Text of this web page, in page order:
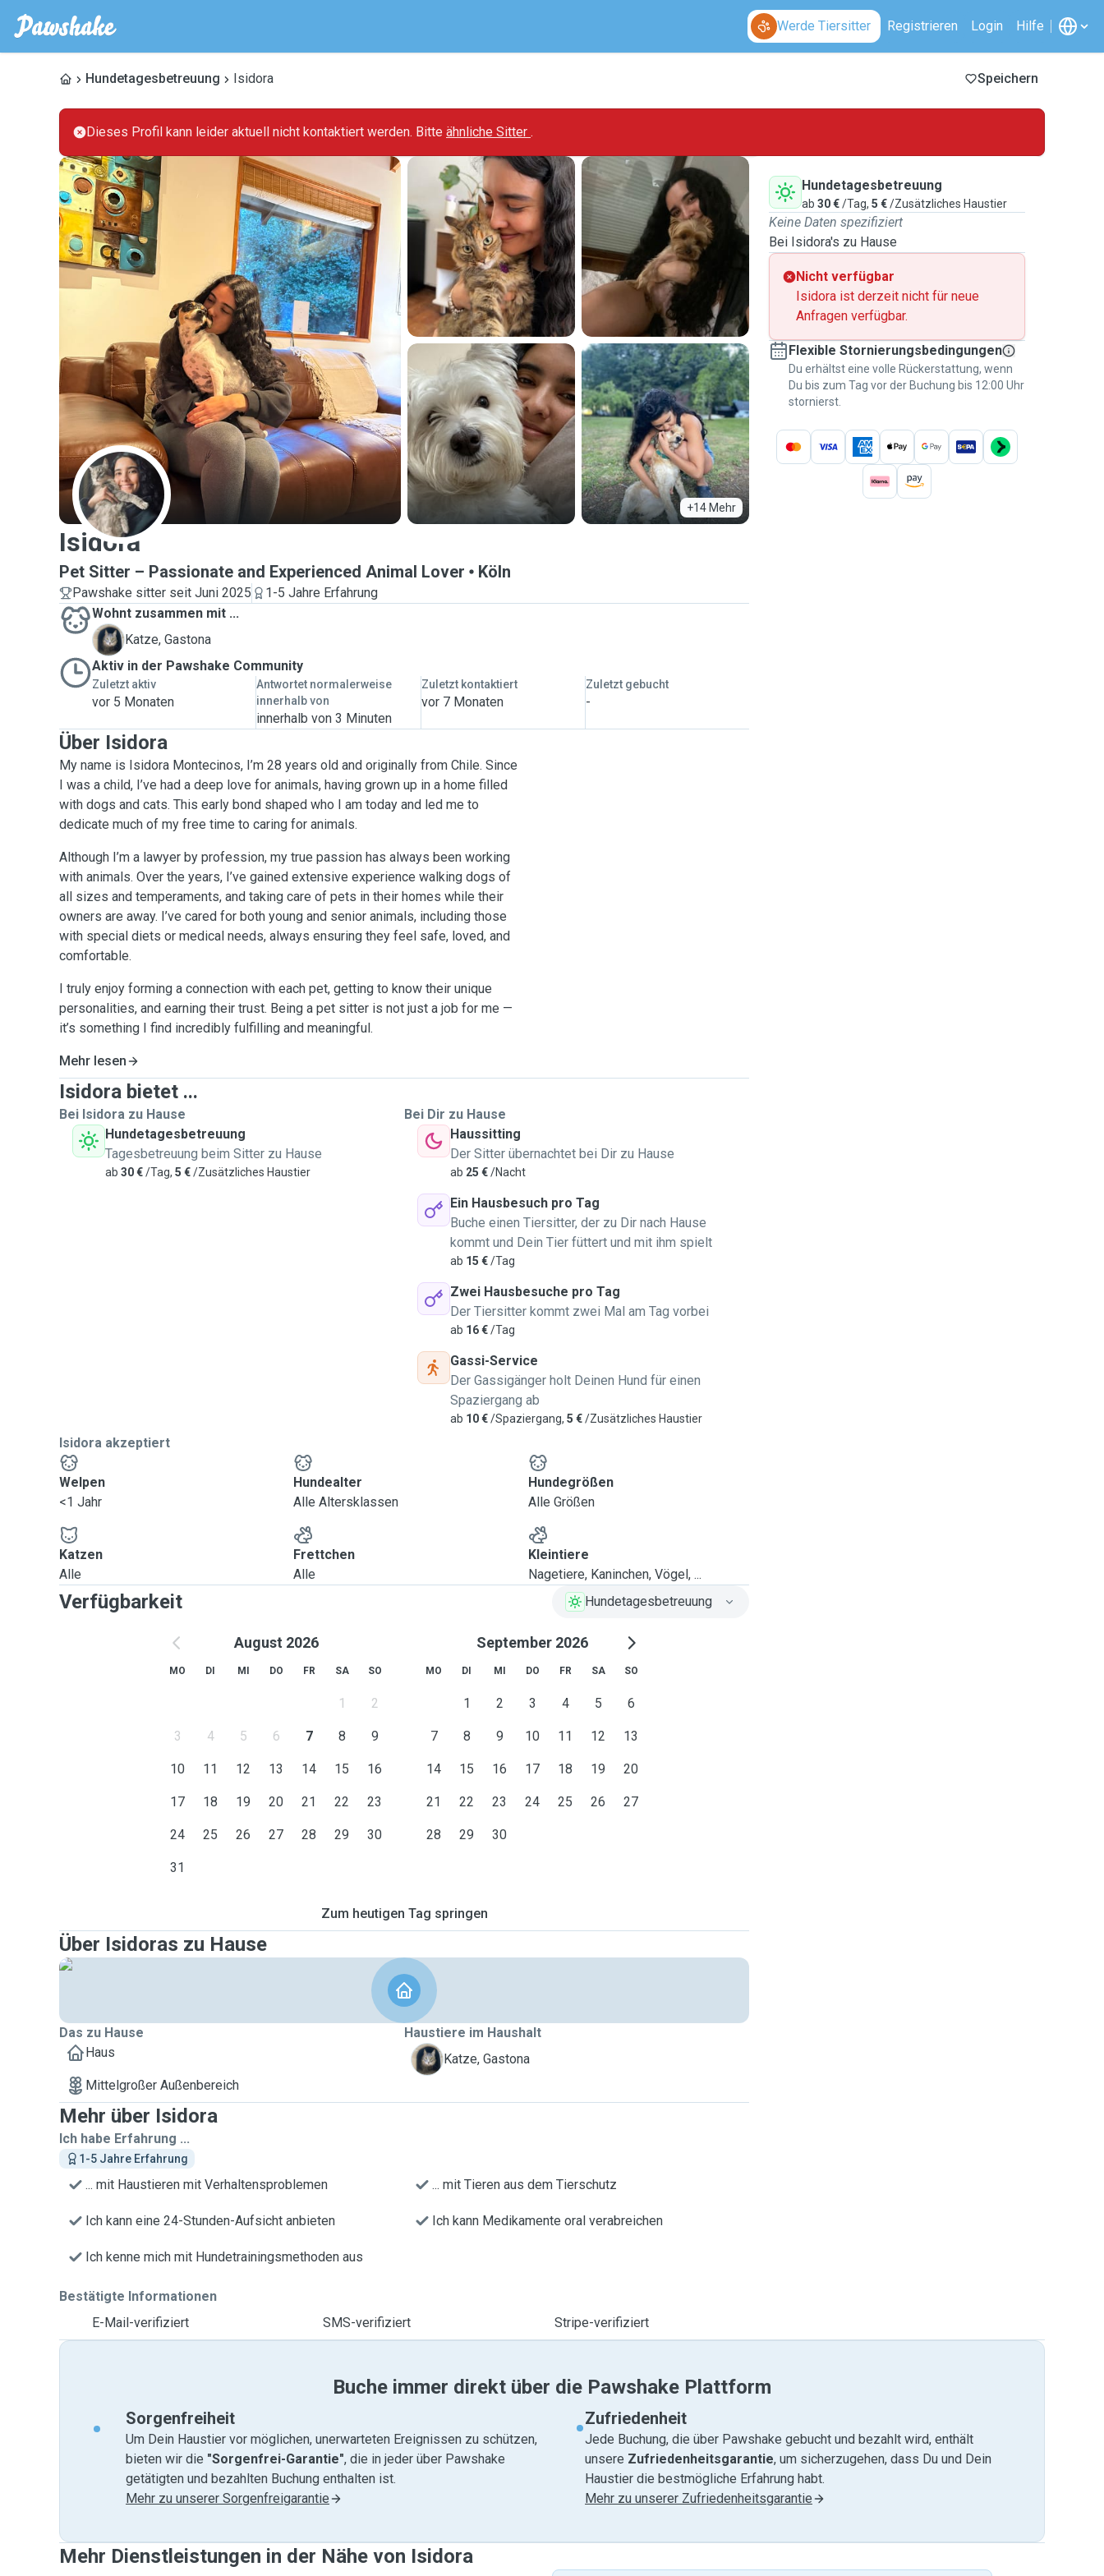
Werde Tiersitter Registrieren Login Hilfe
Hundetagesbetreuung Isidora Speichern
Dieses Profil kann leider aktuell nicht kontaktiert werden. Bitte ähnliche Sitter .
+14 Mehr
I
Isidora
Pet Sitter – Passionate and Experienced Animal Lover Köln
Pawshake sitter seit Juni 2025
1-5 Jahre Erfahrung
Wohnt zusammen mit ...
G
Katze, Gastona
Aktiv in der Pawshake Community
Zuletzt aktiv
vor 5 Monaten
Antwortet normalerweise
innerhalb von
innerhalb von 3 Minuten
Zuletzt kontaktiert
vor 7 Monaten
Zuletzt gebucht
-
Über Isidora
My name is Isidora Montecinos, I’m 28 years old and originally from Chile. Since
I was a child, I’ve had a deep love for animals, having grown up in a home filled
with dogs and cats. This early bond shaped who I am today and led me to
dedicate much of my free time to caring for animals.
Although I’m a lawyer by profession, my true passion has always been working
with animals. Over the years, I’ve gained extensive experience walking dogs of
all sizes and temperaments, and taking care of pets in their homes while their
owners are away. I’ve cared for both young and senior animals, including those
with special diets or medical needs, always ensuring they feel safe, loved, and
comfortable.
I truly enjoy forming a connection with each pet, getting to know their unique
personalities, and earning their trust. Being a pet sitter is not just a job for me —
it’s something I find incredibly fulfilling and meaningful.
Mehr lesen
Isidora bietet ...
Bei Isidora zu Hause
Hundetagesbetreuung
Tagesbetreuung beim Sitter zu Hause
ab 30 €/Tag, 5 €/Zusätzliches Haustier
Bei Dir zu Hause
Haussitting
Der Sitter übernachtet bei Dir zu Hause
ab 25 €/Nacht
Ein Hausbesuch pro Tag
Buche einen Tiersitter, der zu Dir nach Hause
kommt und Dein Tier füttert und mit ihm spielt
ab 15 €/Tag
Zwei Hausbesuche pro Tag
Der Tiersitter kommt zwei Mal am Tag vorbei
ab 16 €/Tag
Gassi-Service
Der Gassigänger holt Deinen Hund für einen
Spaziergang ab
ab 10 €/Spaziergang, 5 €/Zusätzliches Haustier
Isidora akzeptiert
Welpen
<1 Jahr
Hundealter
Alle Altersklassen
Hundegrößen
Alle Größen
Katzen
Alle
Frettchen
Alle
Kleintiere
Nagetiere, Kaninchen, Vögel, ...
Verfügbarkeit Hundetagesbetreuung
August 2026
MO DI MI DO FR SA SO
1 2
3 4 5 6 7 8 9
10 11 12 13 14 15 16
17 18 19 20 21 22 23
24 25 26 27 28 29 30
31
September 2026
MO DI MI DO FR SA SO
1 2 3 4 5 6
7 8 9 10 11 12 13
14 15 16 17 18 19 20
21 22 23 24 25 26 27
28 29 30
Zum heutigen Tag springen
Über Isidoras zu Hause
Das zu Hause
Haus
Mittelgroßer Außenbereich
Haustiere im Haushalt
G
Katze, Gastona
Mehr über Isidora
Ich habe Erfahrung ...
1-5 Jahre Erfahrung
... mit Haustieren mit Verhaltensproblemen ... mit Tieren aus dem Tierschutz
Ich kann eine 24-Stunden-Aufsicht anbieten Ich kann Medikamente oral verabreichen
Ich kenne mich mit Hundetrainingsmethoden aus
Bestätigte Informationen
E-Mail-verifiziert
SMS-verifiziert Stripe-verifiziert
Hundetagesbetreuung
ab 30 €/Tag, 5 €/Zusätzliches Haustier
Keine Daten spezifiziert
Bei Isidora's zu Hause
Nicht verfügbar
Isidora ist derzeit nicht für neue
Anfragen verfügbar.
Flexible Stornierungsbedingungen
Du erhältst eine volle Rückerstattung, wenn
Du bis zum Tag vor der Buchung bis 12:00 Uhr
stornierst.
Buche immer direkt über die Pawshake Plattform
Sorgenfreiheit
Um Dein Haustier vor möglichen, unerwarteten Ereignissen zu schützen,
bieten wir die "Sorgenfrei-Garantie", die in jeder über Pawshake
getätigten und bezahlten Buchung enthalten ist.
Mehr zu unserer Sorgenfreigarantie
Zufriedenheit
Jede Buchung, die über Pawshake gebucht und bezahlt wird, enthält
unsere Zufriedenheitsgarantie, um sicherzugehen, dass Du und Dein
Haustier die bestmögliche Erfahrung habt.
Mehr zu unserer Zufriedenheitsgarantie
Mehr Dienstleistungen in der Nähe von Isidora